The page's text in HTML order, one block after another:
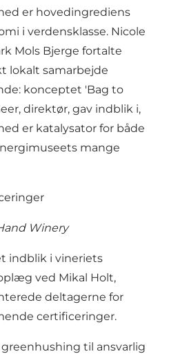
er hovedingrediens
i verdensklasse. Nicole
Mols Bjerge fortalte
lokalt samarbejde
konceptet 'Bag to
direktør, gav indblik i,
er katalysator for både
mange
Winery
indblik i vineriets
ved Mikal Holt,
deltagerne for
certificeringer.
til ansvarlig